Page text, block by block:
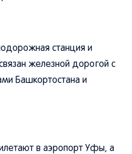
станция и
железной дорогой с
Башкортостана и
в аэропорт Уфы, а